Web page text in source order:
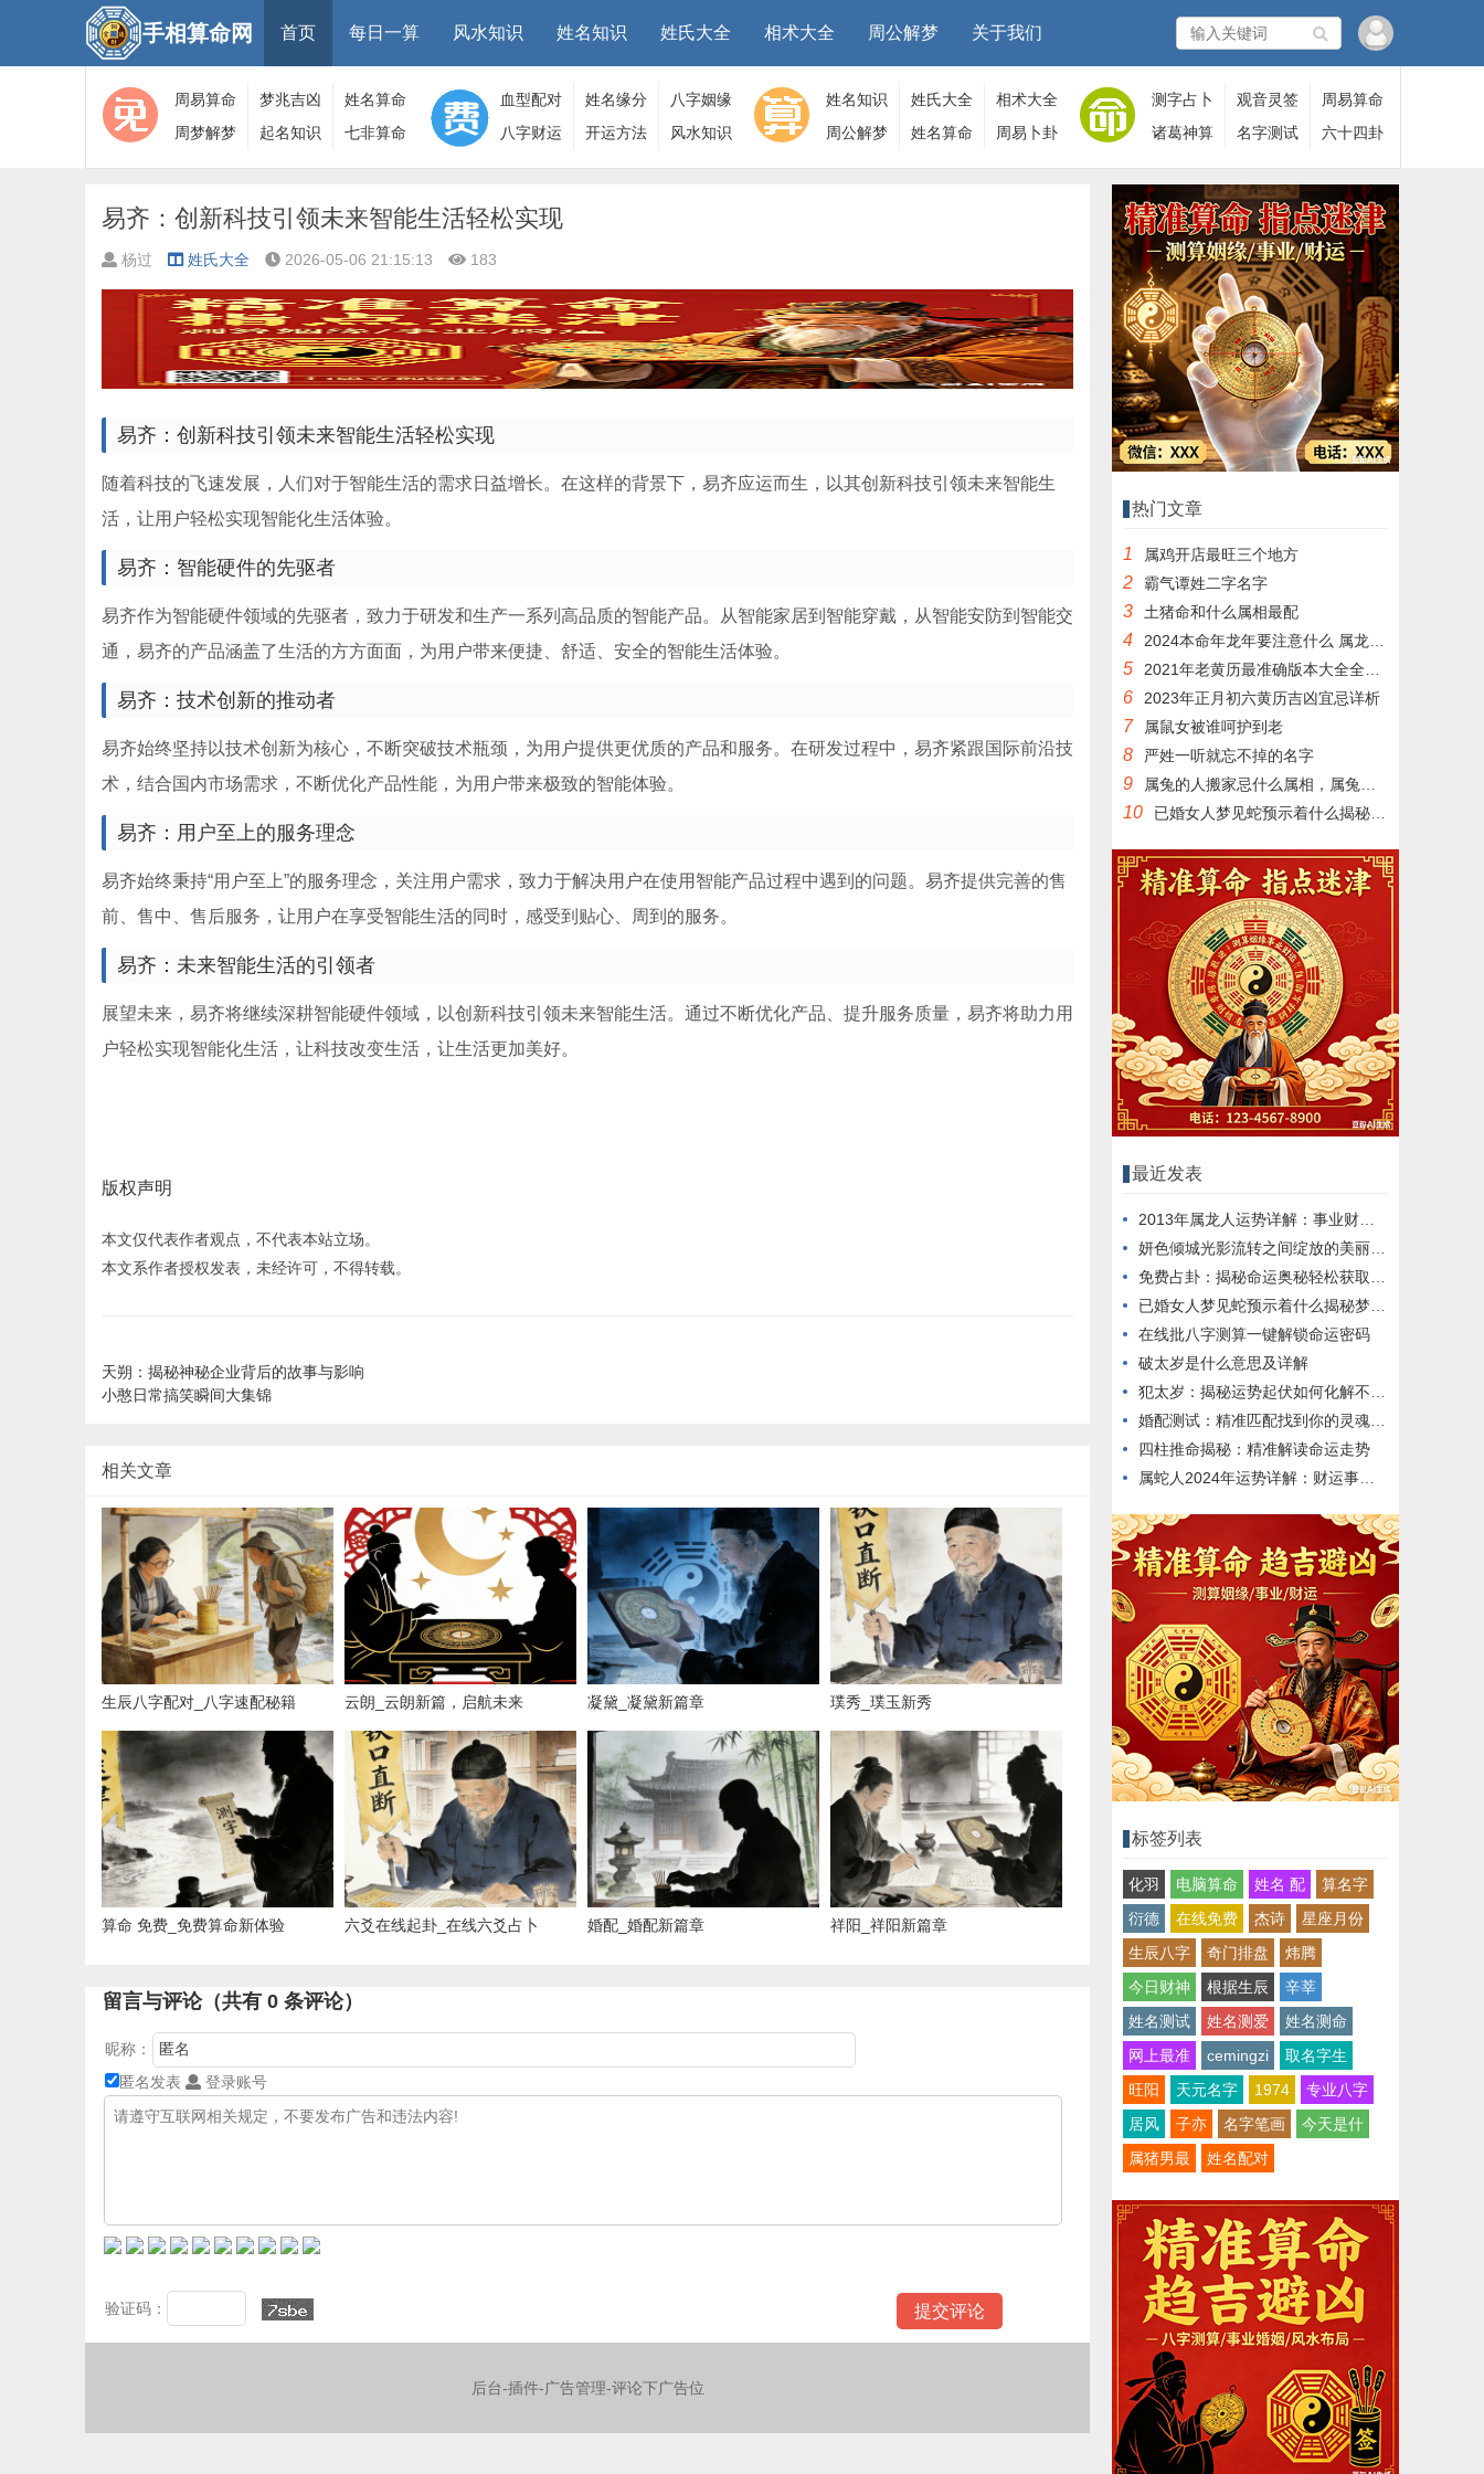
手相算命网 首页 每日一算 风水知识 姓名知识 姓氏大全 相术大全 周公解梦 关于我们
周易算命 梦兆吉凶
姓名算命
周梦解梦
大全
起名知识
算命
七非算命
网
血型配对 姓名缘分
八字姻缘
八字财运
开运方法 风水知识
姓名知识 姓氏大全
相术大全
周公解梦
姓名算命 周易卜卦
测字占卜 观音灵签
周易算命
诸葛神算
名字测试 六十四卦
易齐：创新科技引领未来智能生活轻松实现
杨过 姓氏大全 2026-05-06 21:15:13 183
易齐：创新科技引领未来智能生活轻松实现
随着科技的飞速发展，人们对于智能生活的需求日益增长。在这样的背景下，易齐应运而生，以其创新科技引领未来智能生
活，让用户轻松实现智能化生活体验。
易齐：智能硬件的先驱者
易齐作为智能硬件领域的先驱者，致力于研发和生产一系列高品质的智能产品。从智能家居到智能穿戴，从智能安防到智能交
通，易齐的产品涵盖了生活的方方面面，为用户带来便捷、舒适、安全的智能生活体验。
易齐：技术创新的推动者
易齐始终坚持以技术创新为核心，不断突破技术瓶颈，为用户提供更优质的产品和服务。在研发过程中，易齐紧跟国际前沿技
术，结合国内市场需求，不断优化产品性能，为用户带来极致的智能体验。
易齐：用户至上的服务理念
易齐始终秉持“用户至上”的服务理念，关注用户需求，致力于解决用户在使用智能产品过程中遇到的问题。易齐提供完善的售
前、售中、售后服务，让用户在享受智能生活的同时，感受到贴心、周到的服务。
易齐：未来智能生活的引领者
展望未来，易齐将继续深耕智能硬件领域，以创新科技引领未来智能生活。通过不断优化产品、提升服务质量，易齐将助力用
户轻松实现智能化生活，让科技改变生活，让生活更加美好。
版权声明
本文仅代表作者观点，不代表本站立场。
本文系作者授权发表，未经许可，不得转载。
天朔：揭秘神秘企业背后的故事与影响
小憨日常搞笑瞬间大集锦
相关文章
生辰八字配对_八字速配秘籍 云朗_云朗新篇，启航未来 凝黛_凝黛新篇章 璞秀_璞玉新秀
算命 免费_免费算命新体验 六爻在线起卦_在线六爻占卜 婚配_婚配新篇章 祥阳_祥阳新篇章
留言与评论（共有 0 条评论）
昵称：
匿名发表
登录账号
验证码：
后台-插件-广告管理-评论下广告位
热门文章
1 属鸡开店最旺三个地方
2 霸气谭姓二字名字
3 土猪命和什么属相最配
4 2024本命年龙年要注意什么 属龙本命年有什么讲究和禁忌
5 2021年老黄历最准确版本大全全年吉日吉时详览
6 2023年正月初六黄历吉凶宜忌详析
7 属鼠女被谁呵护到老
8 严姓一听就忘不掉的名字
9 属兔的人搬家忌什么属相，属兔人搬家注意什么
10 已婚女人梦见蛇预示着什么揭秘梦境中的寓意
最近发表
2013年属龙人运势详解：事业财运健康大揭秘
妍色倾城光影流转之间绽放的美丽故事
免费占卦：揭秘命运奥秘轻松获取人生指引
已婚女人梦见蛇预示着什么揭秘梦境中的寓意
在线批八字测算一键解锁命运密码
破太岁是什么意思及详解
犯太岁：揭秘运势起伏如何化解不利影响
婚配测试：精准匹配找到你的灵魂伴侣
四柱推命揭秘：精准解读命运走势
属蛇人2024年运势详解：财运事业健康全面解析
标签列表
化羽 电脑算命 姓名 配
算名字
衍德
在线免费 杰诗
星座月份
生辰八字
奇门排盘
炜腾
今日财神
根据生辰
辛莘
姓名测试
姓名测爱
姓名测命
网上最准
cemingzi
取名字生
旺阳
天元名字 1974
专业八字
居风
子亦 名字笔画
今天是什
属猪男最
姓名配对